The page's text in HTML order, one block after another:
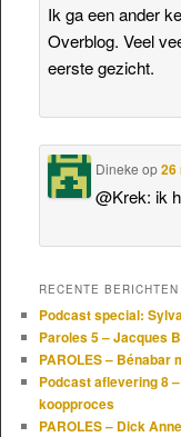
Ik ga een ander
Overblog. Veel
eerste gezicht.
Dineke op26
@Krek: ik
RECENTE BERICHTEN
Podcast special:
Paroles 5 – Jacques
PAROLES – Bénabar
Podcast aflevering 8
koopproces
PAROLES – Dick